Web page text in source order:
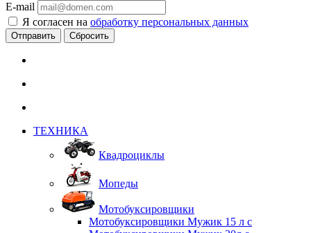
E-mail
Я согласен на обработку персональных данных
Сбросить
ТЕХНИКА
Квадроциклы
Мопеды
Мотобуксировщики
Мотобуксировщики Мужик 15 л с